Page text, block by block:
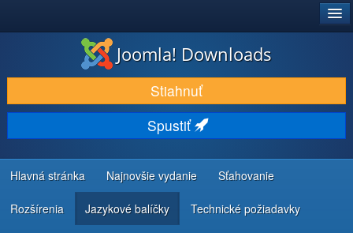
STIAHNUŤ & ROZŠÍRIŤ
OBJAVUJTE & UČTE SA
KOMUNITA & PODPORA
ZDROJE INFORMÁCIÍ PRE VÝVOJÁROV
Joomla! Downloads
Stiahnuť
Spustiť
Hlavná stránka Najnovšie vydanie Sťahovanie
Rozšírenia Jazykové balíčky Technické požiadavky